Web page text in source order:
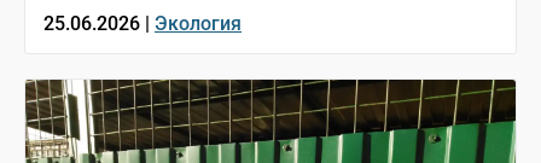
25.06.2026 | Экология